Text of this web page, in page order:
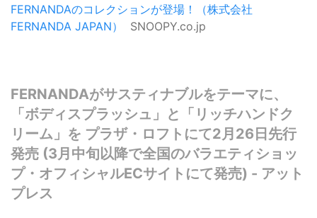
FERNANDAのコレクションが登場！（株式会社
FERNANDA JAPAN）
SNOOPY.co.jp
FERNANDAがサスティナブルをテーマに、
「ボディスプラッシュ」と「リッチハンドク
リーム」を プラザ・ロフトにて2月26日先行
発売 (3月中旬以降で全国のバラエティショッ
プ・オフィシャルECサイトにて発売) - アット
プレス